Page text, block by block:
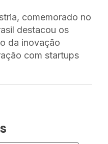
comemorado no
destacou os
da inovação
com startups